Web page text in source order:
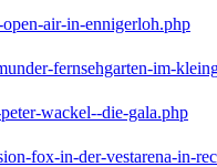
air-in-ennigerloh.php
fernsehgarten-im-
wackel--die-gala.php
fox-in-der-vestarena-in-